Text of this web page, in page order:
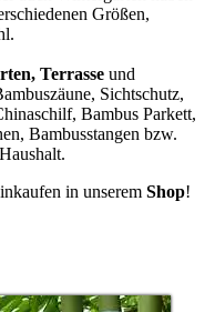
Größen,
Terrasse und
Sichtschutz,
Bambus Parkett,
Bambusstangen bzw.
in unserem Shop!